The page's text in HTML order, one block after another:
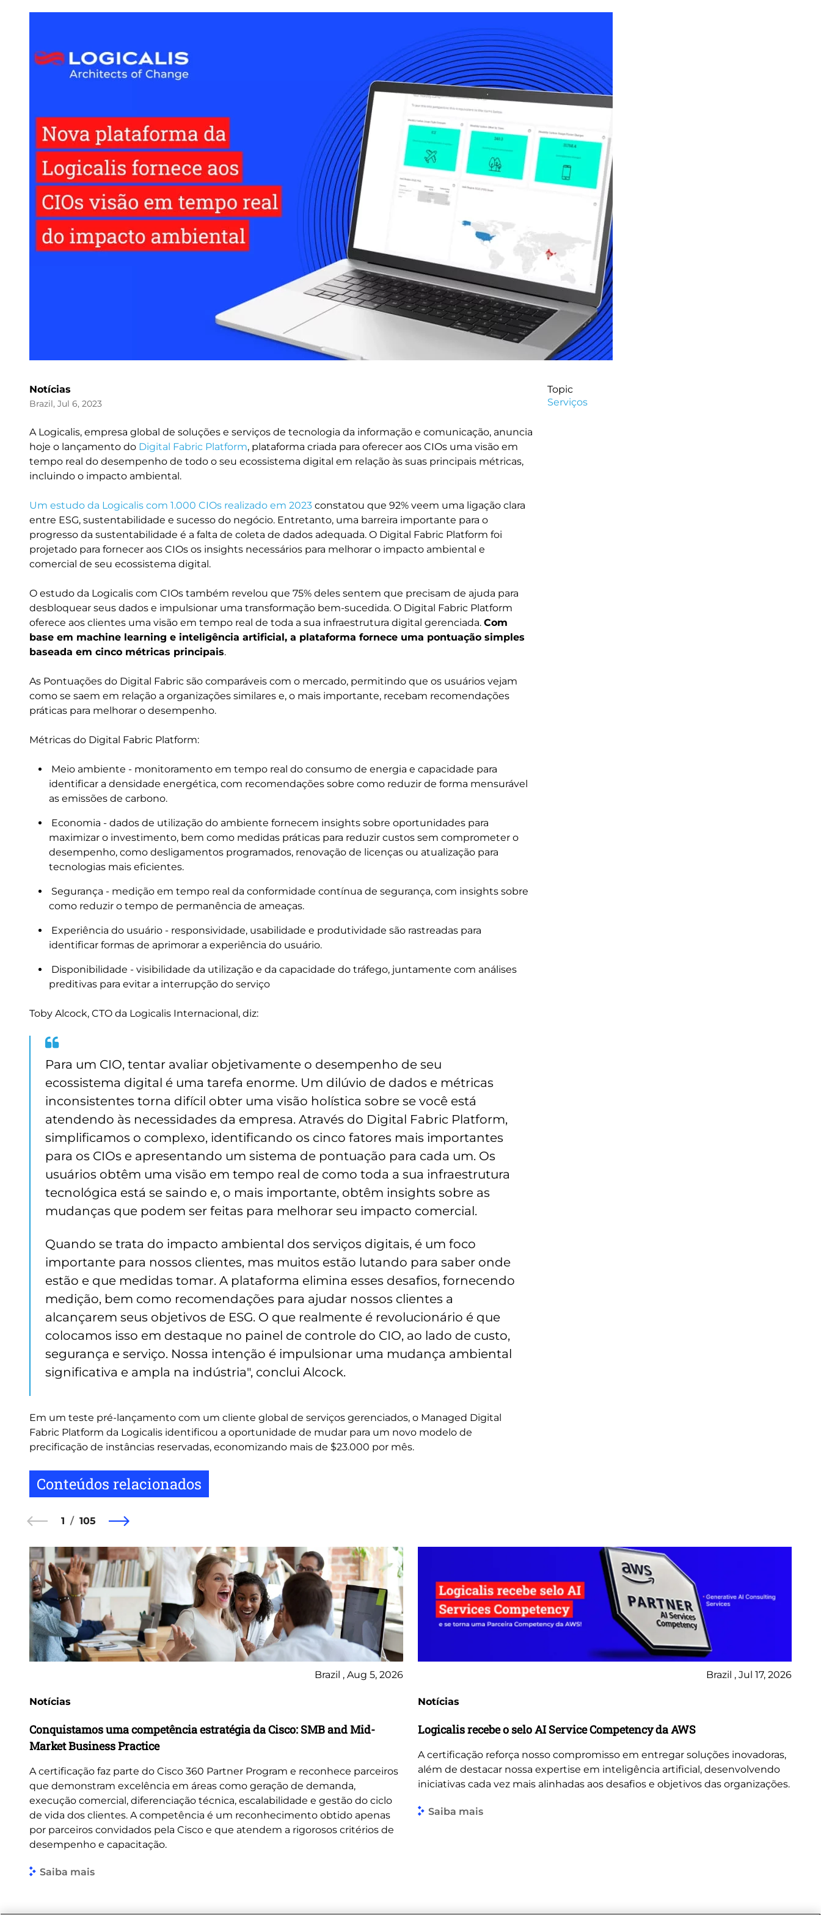
Notícias
Brazil, Jul 6, 2023
A Logicalis, empresa global de soluções e serviços de tecnologia da informação e comunicação, anuncia
hoje o lançamento do Digital Fabric Platform, plataforma criada para oferecer aos CIOs uma visão em
tempo real do desempenho de todo o seu ecossistema digital em relação às suas principais métricas,
incluindo o impacto ambiental.
Um estudo da Logicalis com 1.000 CIOs realizado em 2023 constatou que 92% veem uma ligação clara
entre ESG, sustentabilidade e sucesso do negócio. Entretanto, uma barreira importante para o
progresso da sustentabilidade é a falta de coleta de dados adequada. O Digital Fabric Platform foi
projetado para fornecer aos CIOs os insights necessários para melhorar o impacto ambiental e
comercial de seu ecossistema digital.
O estudo da Logicalis com CIOs também revelou que 75% deles sentem que precisam de ajuda para
desbloquear seus dados e impulsionar uma transformação bem-sucedida. O Digital Fabric Platform
oferece aos clientes uma visão em tempo real de toda a sua infraestrutura digital gerenciada. Com
base em machine learning e inteligência artificial, a plataforma fornece uma pontuação simples
baseada em cinco métricas principais.
As Pontuações do Digital Fabric são comparáveis com o mercado, permitindo que os usuários vejam
como se saem em relação a organizações similares e, o mais importante, recebam recomendações
práticas para melhorar o desempenho.
Métricas do Digital Fabric Platform:
Meio ambiente - monitoramento em tempo real do consumo de energia e capacidade para
identificar a densidade energética, com recomendações sobre como reduzir de forma mensurável
as emissões de carbono.
Economia - dados de utilização do ambiente fornecem insights sobre oportunidades para
maximizar o investimento, bem como medidas práticas para reduzir custos sem comprometer o
desempenho, como desligamentos programados, renovação de licenças ou atualização para
tecnologias mais eficientes.
Segurança - medição em tempo real da conformidade contínua de segurança, com insights sobre
como reduzir o tempo de permanência de ameaças.
Experiência do usuário - responsividade, usabilidade e produtividade são rastreadas para
identificar formas de aprimorar a experiência do usuário.
Disponibilidade - visibilidade da utilização e da capacidade do tráfego, juntamente com análises
preditivas para evitar a interrupção do serviço
Toby Alcock, CTO da Logicalis Internacional, diz:
Para um CIO, tentar avaliar objetivamente o desempenho de seu
ecossistema digital é uma tarefa enorme. Um dilúvio de dados e métricas
inconsistentes torna difícil obter uma visão holística sobre se você está
atendendo às necessidades da empresa. Através do Digital Fabric Platform,
simplificamos o complexo, identificando os cinco fatores mais importantes
para os CIOs e apresentando um sistema de pontuação para cada um. Os
usuários obtêm uma visão em tempo real de como toda a sua infraestrutura
tecnológica está se saindo e, o mais importante, obtêm insights sobre as
mudanças que podem ser feitas para melhorar seu impacto comercial.
Quando se trata do impacto ambiental dos serviços digitais, é um foco
importante para nossos clientes, mas muitos estão lutando para saber onde
estão e que medidas tomar. A plataforma elimina esses desafios, fornecendo
medição, bem como recomendações para ajudar nossos clientes a
alcançarem seus objetivos de ESG. O que realmente é revolucionário é que
colocamos isso em destaque no painel de controle do CIO, ao lado de custo,
segurança e serviço. Nossa intenção é impulsionar uma mudança ambiental
significativa e ampla na indústria", conclui Alcock.
Em um teste pré-lançamento com um cliente global de serviços gerenciados, o Managed Digital
Fabric Platform da Logicalis identificou a oportunidade de mudar para um novo modelo de
precificação de instâncias reservadas, economizando mais de $23.000 por mês.
Topic
Serviços
Conteúdos relacionados
1 105
Brazil , Aug 5, 2026
Notícias
Conquistamos uma competência estratégia da Cisco: SMB and Mid-
Market Business Practice
A certificação faz parte do Cisco 360 Partner Program e reconhece parceiros
que demonstram excelência em áreas como geração de demanda,
execução comercial, diferenciação técnica, escalabilidade e gestão do ciclo
de vida dos clientes. A competência é um reconhecimento obtido apenas
por parceiros convidados pela Cisco e que atendem a rigorosos critérios de
desempenho e capacitação.
Saiba mais
Brazil , Jul 17, 2026
Notícias
Logicalis recebe o selo AI Service Competency da AWS
A certificação reforça nosso compromisso em entregar soluções inovadoras,
além de destacar nossa expertise em inteligência artificial, desenvolvendo
iniciativas cada vez mais alinhadas aos desafios e objetivos das organizações.
Saiba mais